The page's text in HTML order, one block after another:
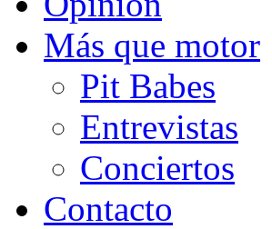
Más que motor
Pit Babes
Entrevistas
Conciertos
Contacto